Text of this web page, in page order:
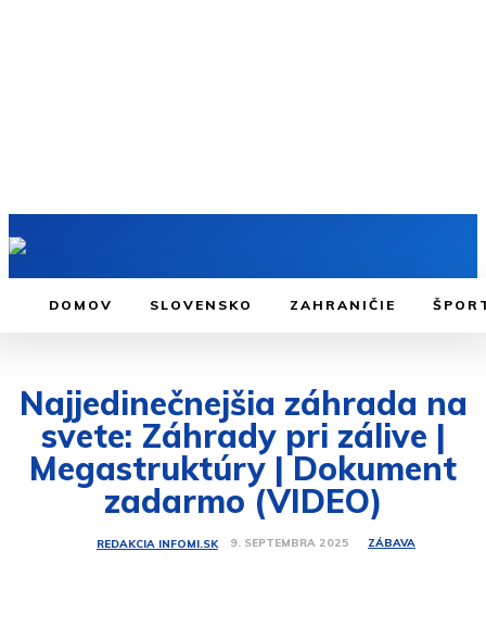
DOMOV SLOVENSKO ZAHRANIČIE
Najjedinečnejšia záhrada na
svete: Záhrady pri zálive |
Megastruktúry | Dokument
zadarmo (VIDEO)
REDAKCIA INFOMI.SK 9. SEPTEMBRA 2025 ZÁBAVA